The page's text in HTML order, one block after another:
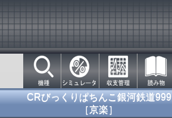
CRびっくりぱちんこ銀河鉄道999
［京楽］